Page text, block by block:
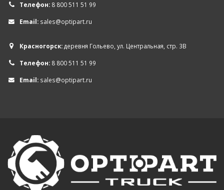
Телефон: 8 800 511 51 99
Email: sales@optipart.ru
Красногорск:деревня Гольево, ул. Центральная, стр. 3В
Телефон: 8 800 511 51 99
Email: sales@optipart.ru